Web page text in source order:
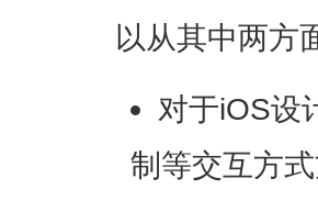
以从其中两方
对于iOS设
制等交互方式